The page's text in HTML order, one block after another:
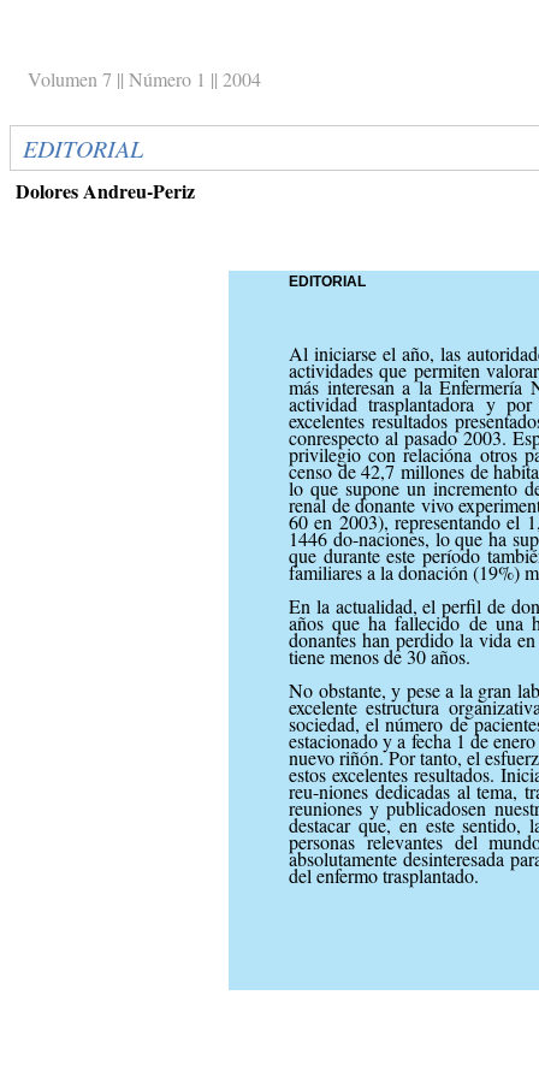
Volumen 7 || Número 1 || 2004
EDITORIAL
Dolores Andreu-Periz
EDITORIAL
Al iniciarse el año, las
actividades que permiten
más interesan a la Enfermería
actividad trasplantadora y
excelentes resultados
conrespecto al pasado 2003.
privilegio con relacióna otros
censo de 42,7 millones de
lo que supone un incremento
renal de donante vivo
60 en 2003), representando el
1446 do-naciones, lo que ha
que durante este período
familiares a la donación (19%)
En la actualidad, el perfil de
años que ha fallecido de una
donantes han perdido la vida
tiene menos de 30 años.
No obstante, y pese a la gran
excelente estructura
sociedad, el número de
estacionado y a fecha 1 de
nuevo riñón. Por tanto, el
estos excelentes resultados.
reu-niones dedicadas al tema,
reuniones y publicadosen
destacar que, en este
personas relevantes del
absolutamente desinteresada
del enfermo trasplantado.